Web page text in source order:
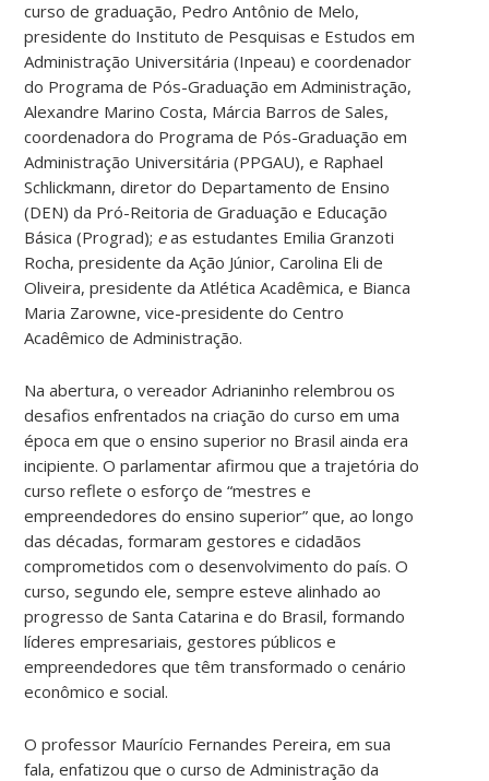
curso de graduação, Pedro Antônio de Melo,
presidente do Instituto de Pesquisas e Estudos em
Administração Universitária (Inpeau) e coordenador
do Programa de Pós-Graduação em Administração,
Alexandre Marino Costa, Márcia Barros de Sales,
coordenadora do Programa de Pós-Graduação em
Administração Universitária (PPGAU), e Raphael
Schlickmann, diretor do Departamento de Ensino
(DEN) da Pró-Reitoria de Graduação e Educação
Básica (Prograd); eas estudantes Emilia Granzoti
Rocha, presidente da Ação Júnior, Carolina Eli de
Oliveira, presidente da Atlética Acadêmica, e Bianca
Maria Zarowne, vice-presidente do Centro
Acadêmico de Administração.
Na abertura, o vereador Adrianinho relembrou os
desafios enfrentados na criação do curso em uma
época em que o ensino superior no Brasil ainda era
incipiente. O parlamentar afirmou que a trajetória do
curso reflete o esforço de “mestres e
empreendedores do ensino superior” que, ao longo
das décadas, formaram gestores e cidadãos
comprometidos com o desenvolvimento do país. O
curso, segundo ele, sempre esteve alinhado ao
progresso de Santa Catarina e do Brasil, formando
líderes empresariais, gestores públicos e
empreendedores que têm transformado o cenário
econômico e social.
O professor Maurício Fernandes Pereira, em sua
fala, enfatizou que o curso de Administração da